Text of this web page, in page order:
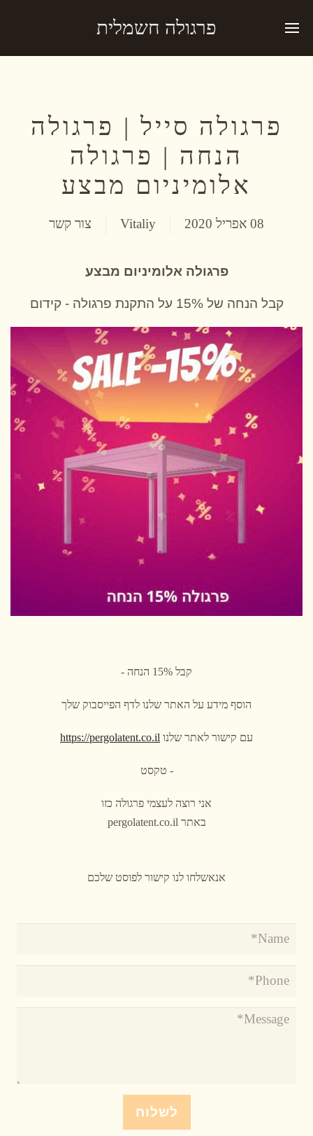
פרגולה חשמלית
פרגולה סייל | פרגולה
הנחה | פרגולה
אלומיניום מבצע
08 אפריל 2020 Vitaliy צור קשר
פרגולה אלומיניום מבצע
קבל הנחה של 15% על התקנת פרגולה - קידום
קבל 15% הנחה -
הוסף מידע על האתר שלנו לדף הפייסבוק שלך
עם קישור לאתר שלנו https://pergolatent.co.il
- טקסט
אני רוצה לעצמי פרגולה כזו
באתר pergolatent.co.il
אנאשלחו לנו קישור לפוסט שלכם
לשלוח